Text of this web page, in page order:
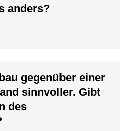
anders?
gegenüber einer
sinnvoller. Gibt
des